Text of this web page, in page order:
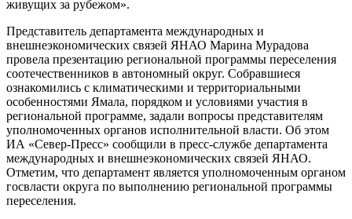
живущих за рубежом».
Представитель департамента международных и
внешнеэкономических связей ЯНАО Марина Мурадова
провела презентацию региональной программы переселения
соотечественников в автономный округ. Собравшиеся
ознакомились с климатическими и территориальными
особенностями Ямала, порядком и условиями участия в
региональной программе, задали вопросы представителям
уполномоченных органов исполнительной власти. Об этом
ИА «Север-Пресс» сообщили в пресс-службе департамента
международных и внешнеэкономических связей ЯНАО.
Отметим, что департамент является уполномоченным органом
госвласти округа по выполнению региональной программы
переселения.